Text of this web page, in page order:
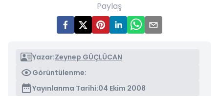
Paylaş
Yazar:Zeynep GÜÇLÜCAN
Görüntülenme:
Yayınlanma Tarihi:04 Ekim 2008